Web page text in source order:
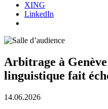
XING
LinkedIn
Arbitrage à
linguistique fait
14.06.2026